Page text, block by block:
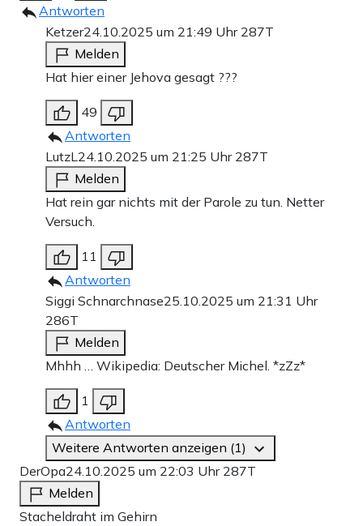
Antworten
Ketzer24.10.2025 um 21:49 Uhr 287T
Melden
Hat hier einer Jehova gesagt ???
49
Antworten
LutzL 24.10.2025 um 21:25 Uhr 287T
Melden
Hat rein gar nichts mit der Parole zu tun. Netter
Versuch.
11
Antworten
Siggi Schnarchnase25.10.2025 um 21:31 Uhr
286T
Melden
Mhhh … Wikipedia: Deutscher Michel. *zZz*
1
Antworten
Weitere Antworten anzeigen (1)
DerOpa24.10.2025 um 22:03 Uhr 287T
Melden
Stacheldraht im Gehirn